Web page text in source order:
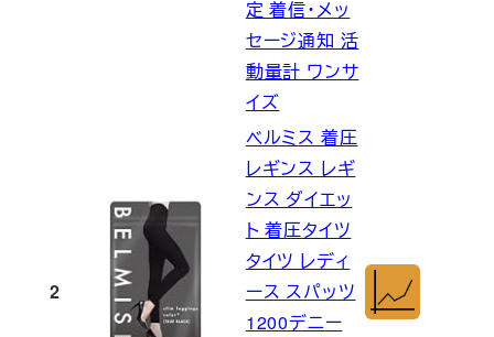
定 着信・メッ
セージ通知 活
動量計 ワンサ
イズ
2
ベルミス 着圧
レギンス レギ
ンス ダイエッ
ト 着圧タイツ
タイツ レディ
ース スパッツ
1200デニー